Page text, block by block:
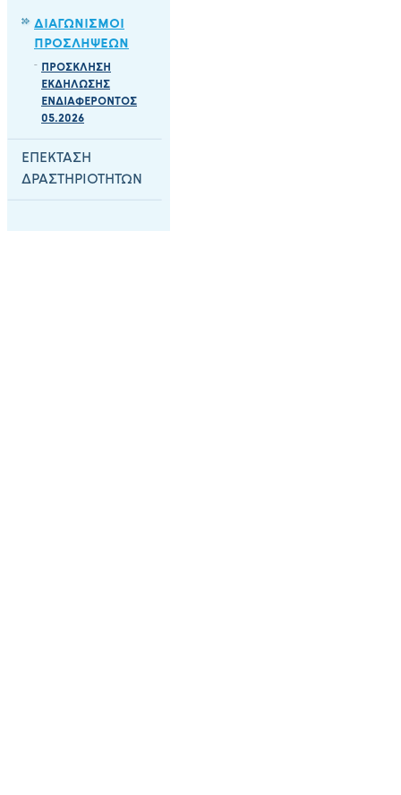
ΔΙΑΓΩΝΙΣΜΟΙ
ΠΡΟΣΛΗΨΕΩΝ
ΠΡΟΣΚΛΗΣΗ
ΕΚΔΗΛΩΣΗΣ
ΕΝΔΙΑΦΕΡΟΝΤΟΣ
05.2026
ΕΠΕΚΤΑΣΗ
ΔΡΑΣΤΗΡΙΟΤΗΤΩΝ